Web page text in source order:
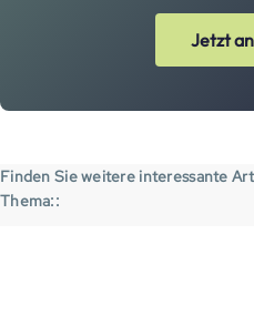
Jetzt
Finden Sie weitere interessante
Thema: